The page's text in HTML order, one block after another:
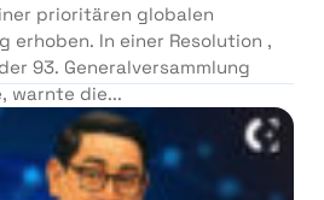
prioritären globalen
erhoben. In einer Resolution ,
93. Generalversammlung
warnte die...